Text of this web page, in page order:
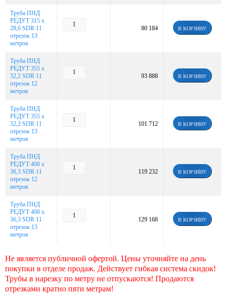
Труба ПНД
РЕДУТ 315 х
28,6 SDR 11
отрезок 13
метров
80 184 В КОРЗИНУ
Труба ПНД
РЕДУТ 355 х
32,2 SDR 11
отрезок 12
метров
93 888 В КОРЗИНУ
Труба ПНД
РЕДУТ 355 х
32,2 SDR 11
отрезок 13
метров
101 712 В КОРЗИНУ
Труба ПНД
РЕДУТ 400 х
36,3 SDR 11
отрезок 12
метров
119 232 В КОРЗИНУ
Труба ПНД
РЕДУТ 400 х
36,3 SDR 11
отрезок 13
метров
129 168 В КОРЗИНУ
Не является публичной офертой. Цены уточняйте на день
покупки в отделе продаж. Действует гибкая система скидок!
Трубы в нарезку по метру не отпускаются! Продаются
отрезками кратно пяти метрам!